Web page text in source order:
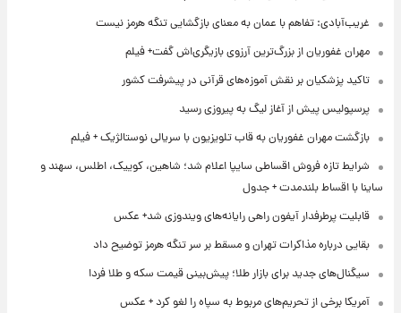
غریب‌آبادی: تفاهم با عمان به معنای بازگشایی تنگه هرمز نیست
مهران غفوریان از بزرگ‌ترین آرزوی بازیگری‌اش گفت+ فیلم
تاکید پزشکیان بر نقش آموزه‌های قرآنی در پیشرفت کشور
پرسپولیس پیش از آغاز لیگ به پیروزی رسید
بازگشت مهران غفوریان به قاب تلویزیون با سریالی نوستالژیک + فیلم
شرایط تازه فروش اقساطی سایپا اعلام شد؛ شاهین، کوییک، اطلس، سهند و
ساینا با اقساط بلندمدت + جدول
قابلیت پرطرفدار آیفون راهی رایانه‌های ویندوزی شد+ عکس
بقایی درباره مذاکرات تهران و مسقط بر سر تنگه هرمز توضیح داد
سیگنال‌های جدید برای بازار طلا؛ پیش‌بینی قیمت سکه و طلا فردا
آمریکا برخی از تحریم‌های مربوط به سپاه را لغو کرد + عکس